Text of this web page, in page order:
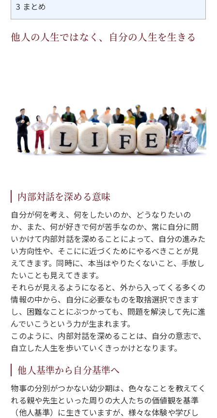
3 まとめ
他人の人生ではなく、自分の人生を生きる
内部対話を深める意味
自分が何を考え、何をしたいのか、どうなりたいの
か、また、何が好きで何が苦手なのか、常に自分に問
いかけて内部対話を深めることによって、自分の進みた
い方向性や、そこにに近づくためにやるべきことが見
えてきます。同時に、本当はやりたくないこと、手放し
たいことも見えてきます。
それらが見えるようになると、外から入ってくる多くの
情報の中から、自分に必要なものを取捨選択できます
し、困難なことにぶつかっても、問題を解決して先に進
んでいこうという力が生まれます。
このように、内部対話を深めることは、自分の意志で、
自立した人生を歩いていくきっかけとなります。
他人基準から自分基準へ
物事の分別がつかない幼少期は、色々なことを教えてく
れる親や先生といった周りの大人たちの価値観を基準
（他人基準）に生きていますが、様々な体験や学びし